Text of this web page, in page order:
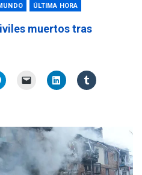
ÚLTIMA HORA
muertos tras